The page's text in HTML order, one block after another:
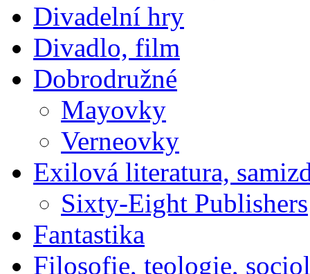
Divadelní hry
Divadlo, film
Dobrodružné
Mayovky
Verneovky
Exilová literatura,
Sixty-Eight Publishers
Fantastika
Filosofie, teologie,